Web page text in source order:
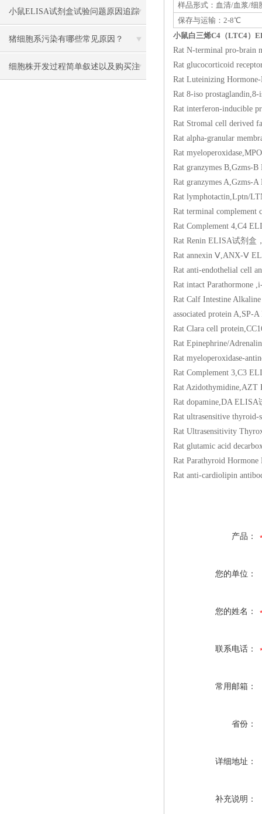
小鼠ELISA试剂盒试验问题原因追踪
猪细胞系污染有哪些常见原因？
细胞株开发过程简单叙述以及购买注
样品形式：血清/血浆/细
保存与运输：2-8℃
小鼠白三烯C4（LTC4）
Rat N-terminal pro-brain
Rat glucocorticoid
Rat Luteinizing
Rat 8-iso
Rat interferon-inducible
Rat Stromal cell derived
Rat alpha-granular
Rat
Rat granzymes
Rat granzymes
Rat lymphotactin,Lptn/
Rat terminal
Rat Complement 4,C4
Rat Renin ELISA试剂盒
Rat annexin Ⅴ,ANX-Ⅴ
Rat anti-endothelial cell
Rat intact
Rat Calf Intestine
associated protein
Rat Clara cell
Rat Epinephrine/
Rat myeloperoxidase-
Rat Complement 3,C3
Rat
Rat dopamine,DA
Rat ultrasensitive
Rat Ultrasensitivity
Rat glutamic acid
Rat Parathyroid
Rat anti-cardiolipin
产品：
您的单位：
您的姓名：
联系电话：
常用邮箱：
省份：
详细地址：
补充说明：